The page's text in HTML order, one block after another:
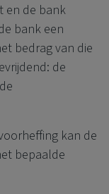
en de bank
bank een
bedrag van die
de
kan de
bepaalde